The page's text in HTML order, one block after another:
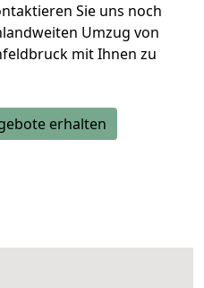
Sie uns noch
Umzug von
mit Ihnen zu
erhalten